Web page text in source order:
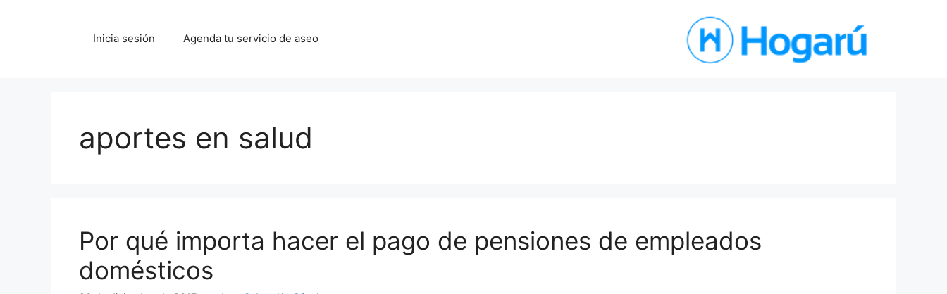
Inicia sesión Agenda tu servicio de aseo
aportes en salud
Por qué importa hacer el pago de pensiones de empleados
domésticos